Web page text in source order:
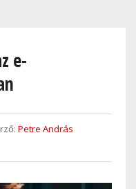
e-
Petre András